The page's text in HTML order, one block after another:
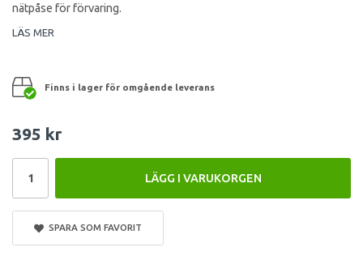
nätpåse för förvaring.
LÄS MER
Finns i lager för omgående leverans
395 kr
LÄGG I VARUKORGEN
SPARA SOM FAVORIT